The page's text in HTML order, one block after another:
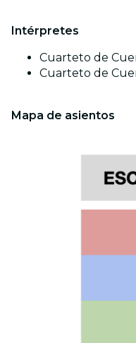
Intérpretes
Cuarteto de
Cuarteto de
Mapa de asientos